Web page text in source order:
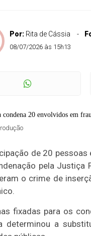
Por: Rita de Cássia
08/07/2026 às 15h13
de 20
pela Justiça
o crime de
fixadas para os
determinou a